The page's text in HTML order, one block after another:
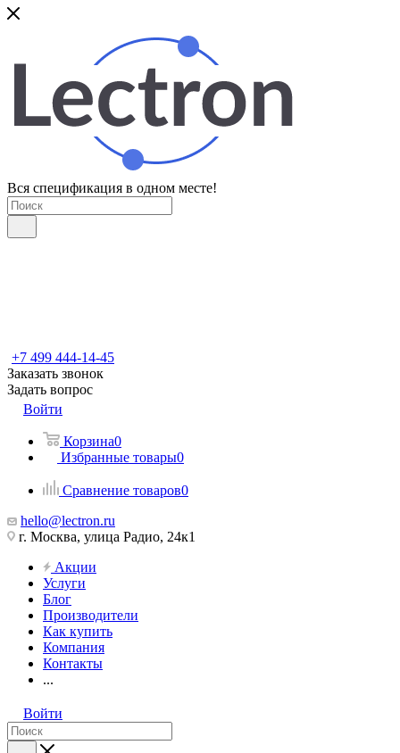
Вся спецификация в одном месте!
+7 499 444-14-45
Заказать звонок
Задать вопрос
Войти
Корзина0
Избранные товары0
Сравнение товаров0
hello@lectron.ru
г. Москва, улица Радио, 24к1
Акции
Услуги
Блог
Производители
Как купить
Компания
Контакты
...
Войти